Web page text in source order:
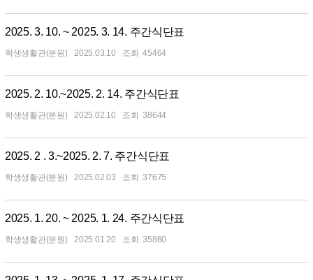
2025. 3. 10. ~ 2025. 3. 14. 주간식단표
학생생활관(분원) 2025.03.10 45464
2025. 2. 10.~2025. 2. 14. 주간식단표
학생생활관(분원) 2025.02.10 38644
2025. 2 . 3.~2025. 2. 7. 주간식단표
학생생활관(분원) 2025.02.03 37675
2025. 1. 20. ~ 2025. 1. 24. 주간식단표
학생생활관(분원) 2025.01.20 35860